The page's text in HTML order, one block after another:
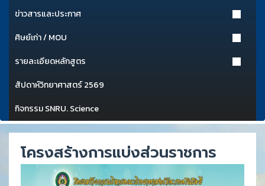
ข่าวสารและประกาศ
ศิษย์เก่า / MOU
รายละเอียดหลักสูตร
สัปดาห์วิทยาศาสตร์ 2569
กิจกรรม SNRU. Science
โครงสร้างการแบ่งส่วนราชการ